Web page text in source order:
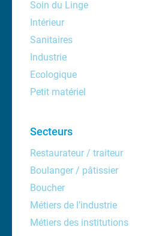
Soin du Linge
Intérieur
Sanitaires
Industrie
Ecologique
Petit matériel
Secteurs
Restaurateur / traiteur
Boulanger / pâtissier
Boucher
Métiers de l’industrie
Métiers des institutions